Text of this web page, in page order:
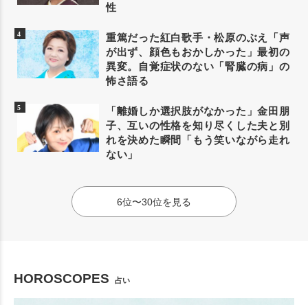
性
重篤だった紅白歌手・松原のぶえ「声
が出ず、顔色もおかしかった」最初の
異変。自覚症状のない「腎臓の病」の
怖さ語る
「離婚しか選択肢がなかった」金田朋
子、互いの性格を知り尽くした夫と別
れを決めた瞬間「もう笑いながら走れ
ない」
6位〜30位を見る
HOROSCOPES 占い